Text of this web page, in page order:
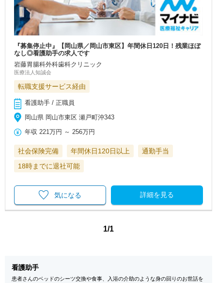
『募集停止中』【岡山県／岡山市東区】年間休日120日！残業ほぼ
なし◎看護助手の求人です
岩藤胃腸科外科歯科クリニック
医療法人知誠会
転職支援サービス経由
看護助手 / 正職員
岡山県 岡山市東区 瀬戸町沖343
年収 221万円 ～256万円
社会保険完備 年間休日120日以上
通勤手当
18時までに退社可能
詳細を見る
気になる
1/1
看護助手
患者さんのベッドのシーツ交換や食事、入浴の介助のような身の回りのお世話を